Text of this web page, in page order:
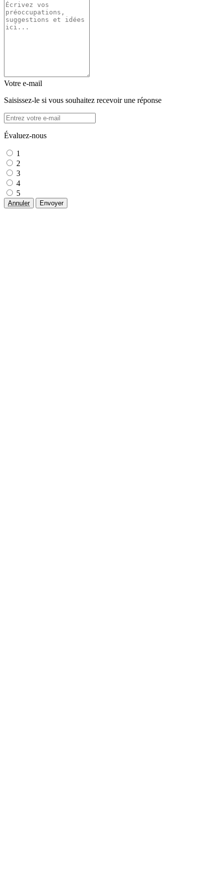
Votre e-mail
Saisissez-le si vous souhaitez recevoir une réponse
Évaluez-nous
1
2
3
4
5
Annuler Envoyer